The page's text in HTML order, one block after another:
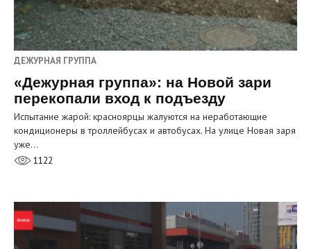
ДЕЖУРНАЯ ГРУППА
«Дежурная группа»: на Новой зари
перекопали вход к подъезду
Испытание жарой: красноярцы жалуются на неработающие
кондиционеры в троллейбусах и автобусах. На улице Новая заря
уже…
1122